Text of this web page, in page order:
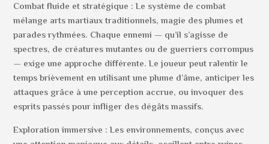
Combat fluide et stratégique : Le système de combat
mélange arts martiaux traditionnels, magie des plumes et
parades rythmées. Chaque ennemi — qu’il s’agisse de
spectres, de créatures mutantes ou de guerriers corrompus
— exige une approche différente. Le joueur peut ralentir le
temps brièvement en utilisant une plume d’âme, anticiper les
attaques grâce à une perception accrue, ou invoquer des
esprits passés pour infliger des dégâts massifs.
Exploration immersive : Les environnements, conçus avec